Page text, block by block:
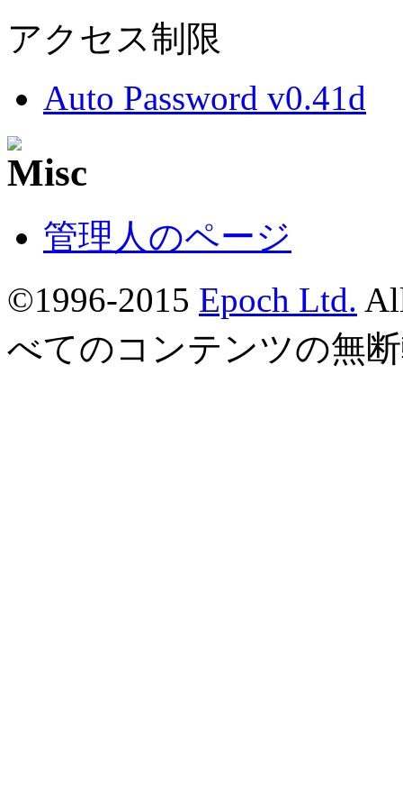
アクセス制限
Auto Password v0.41d
管理人のページ
©1996-2015 Epoch Ltd.
べてのコンテンツの無